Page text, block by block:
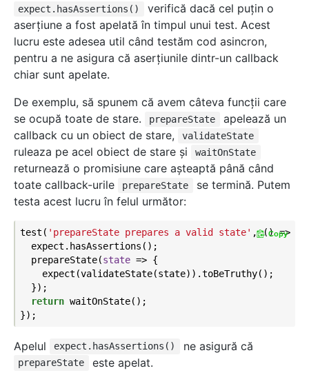
expect.hasAssertions()
verifică dacă cel puțin o
aserțiune a fost apelată în timpul unui test. Acest
lucru este adesea util când testăm cod asincron,
pentru a ne asigura că aserțiunile dintr-un callback
chiar sunt apelate.
De exemplu, să spunem că avem câteva funcţii care
se ocupă toate de stare.
prepareState
apelează un
callback cu un obiect de stare,
validateState
ruleaza pe acel obiect de stare şi waitOnState
returnează o promisiune care aşteaptă până când
toate callback-urile
prepareState
se termină. Putem
testa acest lucru în felul următor:
test( 'prepareState prepares a valid state' , () => {
  expect.hasAssertions();
  prepareState(
state => {
    expect(validateState(state)).toBeTruthy();
  });
return waitOnState();
Copy
Apelul expect.hasAssertions() ne asigură că
prepareState este apelat.